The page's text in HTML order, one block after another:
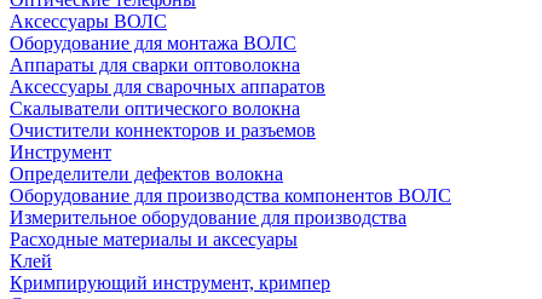
Аксессуары ВОЛС
Оборудование для монтажа ВОЛС
Аппараты для сварки оптоволокна
Аксессуары для сварочных аппаратов
Скалыватели оптического волокна
Очистители коннекторов и разъемов
Инструмент
Определители дефектов волокна
Оборудование для производства компонентов ВОЛС
Измерительное оборудование для производства
Расходные материалы и аксесуары
Клей
Кримпирующий инструмент, кримпер